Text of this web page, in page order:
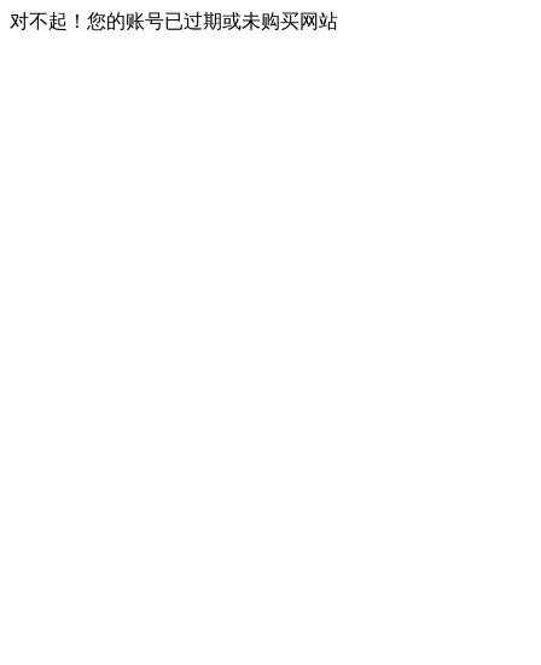
对不起！您的账号已过期或未购买网站